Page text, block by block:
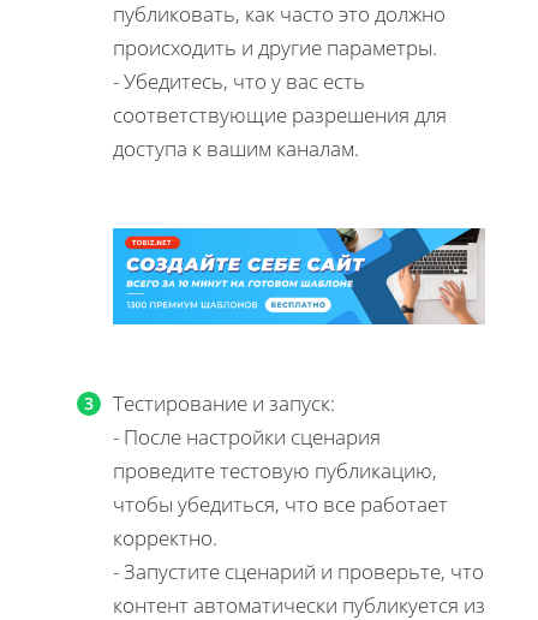
публиковать, как часто это должно
происходить и другие параметры.
- Убедитесь, что у вас есть
соответствующие разрешения для
доступа к вашим каналам.
Тестирование и запуск:
- После настройки сценария
проведите тестовую публикацию,
чтобы убедиться, что все работает
корректно.
- Запустите сценарий и проверьте, что
контент автоматически публикуется из